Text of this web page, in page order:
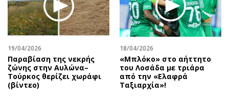
19/04/2026
Παραβίαση της νεκρής
ζώνης στην Αυλώνα–
Τούρκος θερίζει χωράφι
(βίντεο)
18/04/2026
«Μπλόκο» στο αήττητο
του Λοσάδα με τριάρα
από την «Ελαφρά
Ταξιαρχία»!